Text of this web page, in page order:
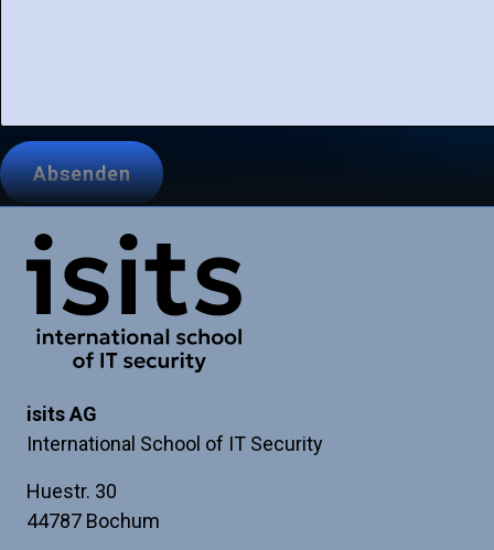
Leave
this
blank
you're
human
Absenden
Link zur Startseite
isits AG
International School of IT Security
Huestr. 30
44787 Bochum